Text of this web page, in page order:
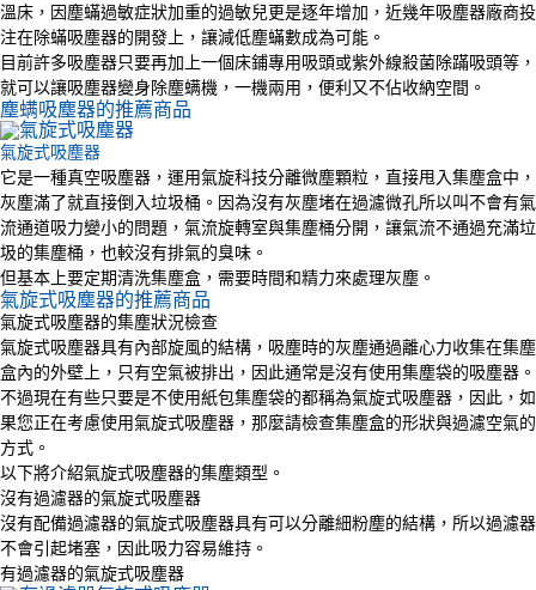
溫床，因塵蟎過敏症狀加重的過敏兒更是逐年增加，近幾年吸塵器廠商投
注在除蟎吸塵器的開發上，讓減低塵蟎數成為可能。
目前許多吸塵器只要再加上一個床鋪專用吸頭或紫外線殺菌除蹣吸頭等，
就可以讓吸塵器變身除塵螨機，一機兩用，便利又不佔收納空間。
塵螨吸塵器的推薦商品
氣旋式吸塵器
它是一種真空吸塵器，運用氣旋科技分離微塵顆粒，直接甩入集塵盒中，
灰塵滿了就直接倒入垃圾桶。因為沒有灰塵堵在過濾微孔所以叫不會有氣
流通道吸力變小的問題，氣流旋轉室與集塵桶分開，讓氣流不通過充滿垃
圾的集塵桶，也較沒有排氣的臭味。
但基本上要定期清洗集塵盒，需要時間和精力來處理灰塵。
氣旋式吸塵器的推薦商品
氣旋式吸塵器的集塵狀況檢查
氣旋式吸塵器具有內部旋風的結構，吸塵時的灰塵通過離心力收集在集塵
盒內的外壁上，只有空氣被排出，因此通常是沒有使用集塵袋的吸塵器。
不過現在有些只要是不使用紙包集塵袋的都稱為氣旋式吸塵器，因此，如
果您正在考慮使用氣旋式吸塵器，那麼請檢查集塵盒的形狀與過濾空氣的
方式。
以下將介紹氣旋式吸塵器的集塵類型。
沒有過濾器的氣旋式吸塵器
沒有配備過濾器的氣旋式吸塵器具有可以分離細粉塵的結構，所以過濾器
不會引起堵塞，因此吸力容易維持。
有過濾器的氣旋式吸塵器